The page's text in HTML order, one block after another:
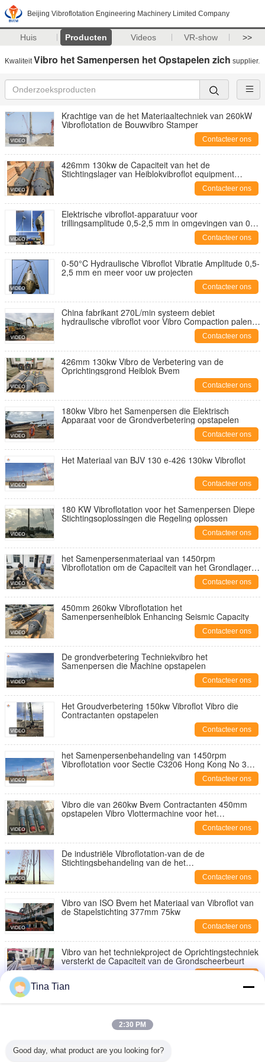
Beijing Vibroflotation Engineering Machinery Limited Company
Huis Producten Videos VR-show >>
KwaliteitVibro het Samenpersen het Opstapelen zich supplier.
Krachtige van de het Materiaaltechniek van 260kW
Vibroflotation de Bouwvibro Stamper
Contacteer ons
426mm 130kw de Capaciteit van het de
Stichtingslager van Heiblokvibroflot equipment
Contacteer ons
Elektrische vibroflot-apparatuur voor
trillingsamplitude 0,5-2,5 mm in omgevingen van 0-
Contacteer ons
0-50°C Hydraulische Vibroflot Vibratie Amplitude 0,5-
2,5 mm en meer voor uw projecten
Contacteer ons
China fabrikant 270L/min systeem debiet
hydraulische vibroflot voor Vibro Compaction palen
Contacteer ons
426mm 130kw Vibro de Verbetering van de
Oprichtingsgrond Heiblok Bvem
Contacteer ons
180kw Vibro het Samenpersen die Elektrisch
Apparaat voor de Grondverbetering opstapelen
Contacteer ons
Het Materiaal van BJV 130 e-426 130kw Vibroflot
Contacteer ons
180 KW Vibroflotation voor het Samenpersen Diepe
Stichtingsoplossingen die Regeling oplossen
Contacteer ons
het Samenpersenmateriaal van 1450rpm
Vibroflotation om de Capaciteit van het Grondlager
Contacteer ons
450mm 260kw Vibroflotation het
Samenpersenheiblok Enhancing Seismic Capacity
Contacteer ons
De grondverbetering Techniekvibro het
Samenpersen die Machine opstapelen
Contacteer ons
Het Groudverbetering 150kw Vibroflot Vibro die
Contractanten opstapelen
Contacteer ons
het Samenpersenbehandeling van 1450rpm
Vibroflotation voor Sectie C3206 Hong Kong No 3
Contacteer ons
Vibro die van 260kw Bvem Contractanten 450mm
opstapelen Vibro Vlottermachine voor het
Contacteer ons
De industriële Vibroflotation-van de de
Stichtingsbehandeling van de het
Samenpersenmachine Bouw VibroflotContacteer ons
Vibro van ISO Bvem het Materiaal van Vibroflot van
de Stapelstichting 377mm 75kw
Contacteer ons
Vibro van het techniekproject de Oprichtingstechniek
versterkt de Capaciteit van de Grondscheerbeurt
BJV180E-377 motorvibro de Drijfmachine van de
het Elektrovibroflot Materiaal van 1450rpm 130kw
Tina Tian
2:30 PM
Good day, what product are you looking for?